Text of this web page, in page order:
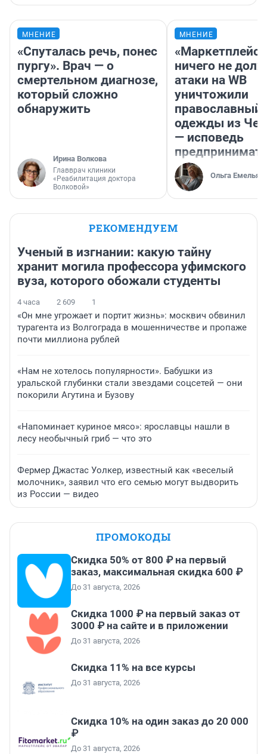
МНЕНИЕ
«Спуталась речь, понес
пургу». Врач — о
смертельном диагнозе,
который сложно
обнаружить
Ирина Волкова
Главврач клиники
«Реабилитация доктора
Волковой»
МНЕНИЕ
«Маркетплейс
ничего не
атаки на WB
уничтожили
православный
одежды из
— исповедь
Ольга
РЕКОМЕНДУЕМ
Ученый в изгнании: какую тайну
хранит могила профессора уфимского
вуза, которого обожали студенты
4 часа 2 609 1
«Он мне угрожает и портит жизнь»: москвич обвинил
турагента из Волгограда в мошенничестве и пропаже
почти миллиона рублей
«Нам не хотелось популярности». Бабушки из
уральской глубинки стали звездами соцсетей — они
покорили Агутина и Бузову
«Напоминает куриное мясо»: ярославцы нашли в
лесу необычный гриб — что это
Фермер Джастас Уолкер, известный как «веселый
молочник», заявил что его семью могут выдворить
из России — видео
ПРОМОКОДЫ
Скидка 50% от 800 ₽ на первый
заказ, максимальная скидка 600 ₽
До 31 августа, 2026
Скидка 1000 ₽ на первый заказ от
3000 ₽ на сайте и в приложении
До 31 августа, 2026
Скидка 11% на все курсы
До 31 августа, 2026
Скидка 10% на один заказ до 20 000
₽
До 31 августа, 2026